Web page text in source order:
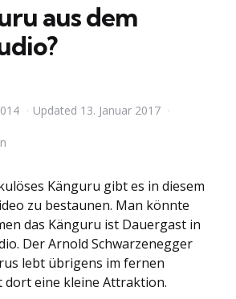
aus dem
Updated 13. Januar 2017
Känguru gibt es in diesem
zu bestaunen. Man könnte
das Känguru ist Dauergast in
Der Arnold Schwarzenegger
lebt übrigens im fernen
dort eine kleine Attraktion.